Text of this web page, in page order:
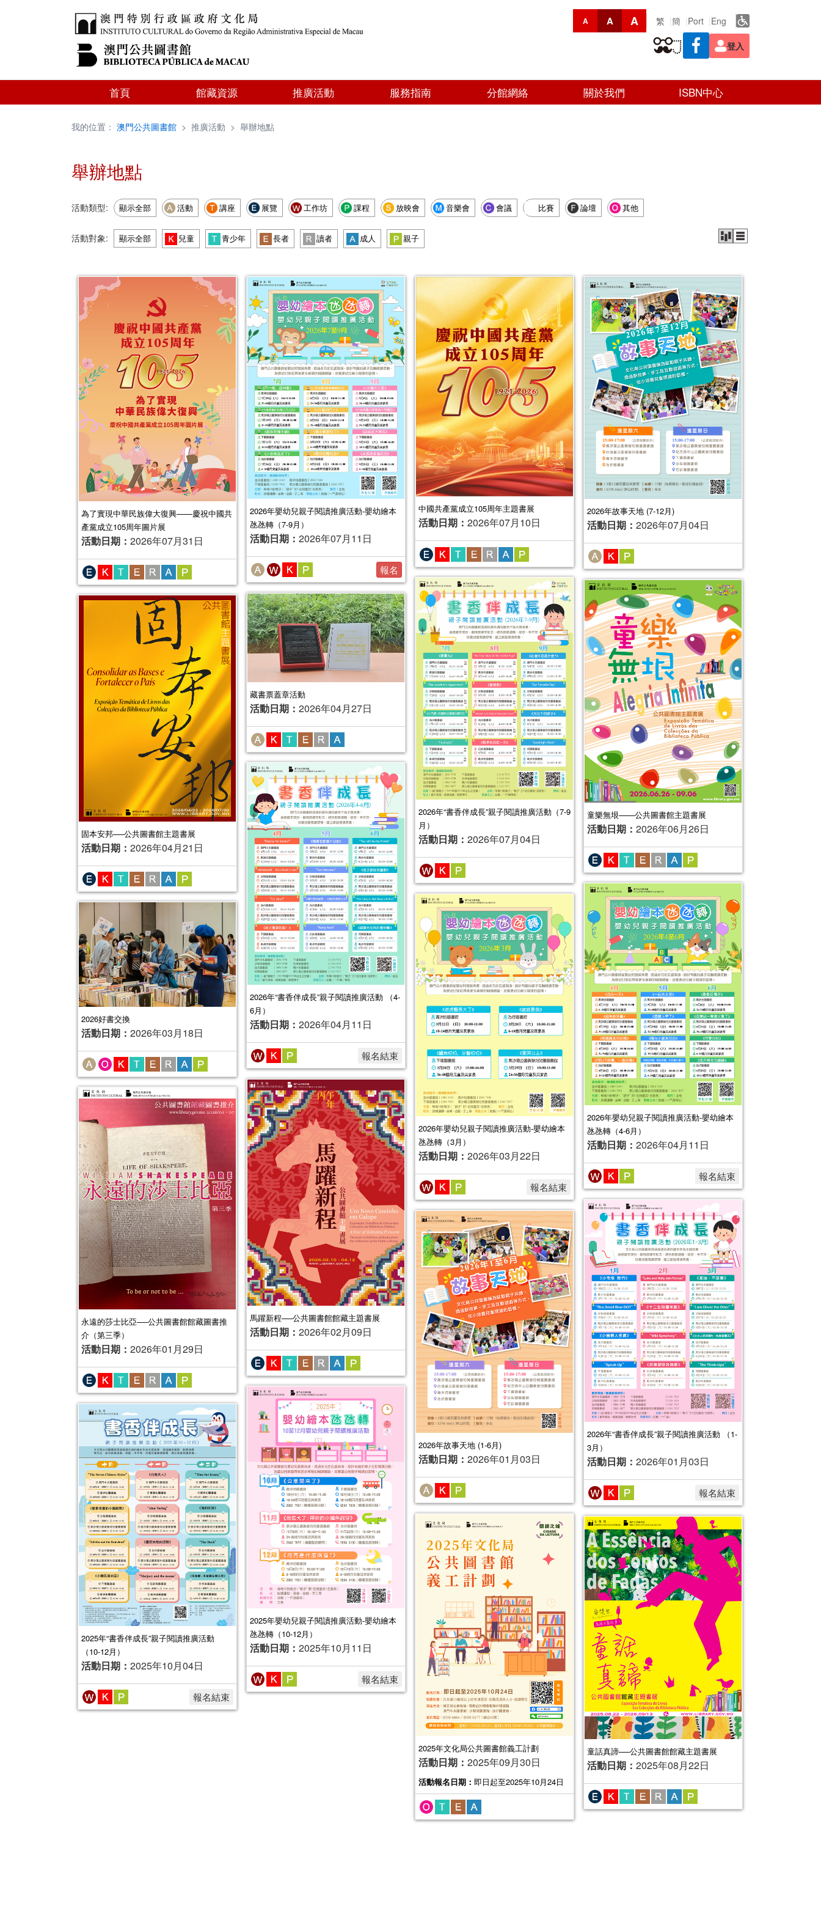
A A A 繁 簡 Port Eng
登入
首頁 館藏資源 推廣活動 服務指南 分館網絡 關於我們 ISBN中心
我的位置： 澳門公共圖書館 > 推廣活動 > 舉辦地點
舉辦地點
活動類型: 顯示全部 活動 講座 展覽 工作坊 課程 放映會 音樂會 會議 比賽 論壇 其他
活動對象: 顯示全部 兒童 青少年 長者 讀者 成人 親子
為了實現中華民族偉大復興——慶祝中國共
產黨成立105周年圖片展
活動日期： 2026年07月31日
2026年嬰幼兒親子閱讀推廣活動-嬰幼繪本
氹氹轉（7-9月）
活動日期： 2026年07月11日
報名
中國共產黨成立105周年主題書展
活動日期： 2026年07月10日
2026年故事天地 (7-12月)
活動日期： 2026年07月04日
2026年“書香伴成長”親子閱讀推廣活動（7-9
月）
活動日期： 2026年07月04日
童樂無垠——公共圖書館主題書展
活動日期： 2026年06月26日
藏書票蓋章活動
活動日期： 2026年04月27日
固本安邦──公共圖書館主題書展
活動日期： 2026年04月21日
2026年“書香伴成長”親子閱讀推廣活動 （4-
6月）
活動日期： 2026年04月11日
報名結束
2026年嬰幼兒親子閱讀推廣活動-嬰幼繪本
氹氹轉（4-6月）
活動日期： 2026年04月11日
報名結束
2026年嬰幼兒親子閱讀推廣活動-嬰幼繪本
氹氹轉（3月）
活動日期： 2026年03月22日
報名結束
2026好書交換
活動日期： 2026年03月18日
馬躍新程──公共圖書館館藏主題書展
活動日期： 2026年02月09日
永遠的莎士比亞──公共圖書館館藏圖書推
介（第三季）
活動日期： 2026年01月29日
2026年“書香伴成長”親子閱讀推廣活動 （1-
3月）
活動日期： 2026年01月03日
報名結束
2026年故事天地 (1-6月)
活動日期： 2026年01月03日
2025年嬰幼兒親子閱讀推廣活動-嬰幼繪本
氹氹轉（10-12月）
活動日期： 2025年10月11日
報名結束
2025年“書香伴成長”親子閱讀推廣活動
（10-12月）
活動日期： 2025年10月04日
報名結束
2025年文化局公共圖書館義工計劃
活動日期： 2025年09月30日
活動報名日期： 即日起至2025年10月24日
童話真諦──公共圖書館館藏主題書展
活動日期： 2025年08月22日